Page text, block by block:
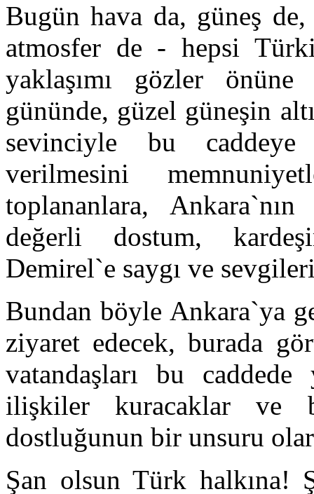
Bugün hava da, güneş
atmosfer de - hepsi
yaklaşımı gözler
gününde, güzel güneşin
sevinciyle bu caddeye
verilmesini
toplananlara,
değerli dostum,
Demirel`e saygı ve
Bundan böyle Ankara`ya
ziyaret edecek, burada
vatandaşları bu
ilişkiler kuracaklar ve
dostluğunun bir unsuru
Şan olsun Türk halkına!